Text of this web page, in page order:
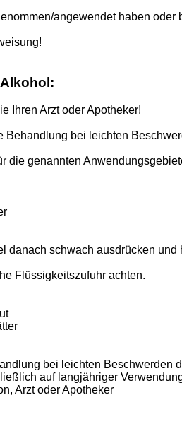
angewendet haben oder
Ihren Arzt oder Apotheker!
bei leichten
die genannten
danach schwach ausdrücken und
Flüssigkeitszufuhr achten.
bei leichten Beschwerden
auf langjähriger
Arzt oder Apotheker